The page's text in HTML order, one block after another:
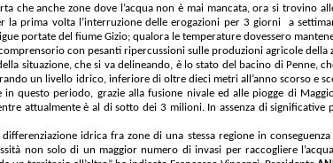
che anche zone dove l’acqua non è mai mancata, ora si trovino
la prima volta l’interruzione delle erogazioni per 3 giorni a
portate del fiume Gizio; qualora le temperature dovessero
con pesanti ripercussioni sulle produzioni agricole della
situazione, che si va delineando, è lo stato del bacino di Penne,
un livello idrico, inferiore di oltre dieci metri all’anno scorso e
in questo periodo, grazie alla fusione nivale ed alle piogge di
attualmente è al di sotto dei 3 milioni. In assenza di significative
idrica fra zone di una stessa regione in
non solo di un maggior numero di invasi per raccogliere